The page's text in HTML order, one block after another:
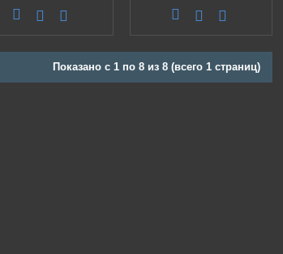
Показано с 1 по 8 из 8 (всего 1 страниц)